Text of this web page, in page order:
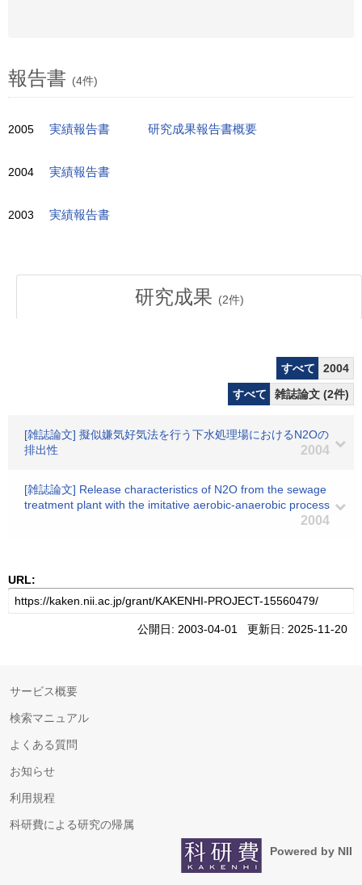
報告書 (4件)
2005 実績報告書 研究成果報告書概要
2004 実績報告書
2003 実績報告書
研究成果 (2件)
すべて
2004
すべて
雑誌論文 (2件)
[雑誌論文] 擬似嫌気好気法を行う下水処理場におけるN2Oの
排出性
2004
[雑誌論文] Release characteristics of N2O from the sewage
treatment plant with the imitative aerobic-anaerobic process
2004
URL:
公開日: 2003-04-01 更新日: 2025-11-20
サービス概要
検索マニュアル
よくある質問
お知らせ
利用規程
科研費による研究の帰属
Powered by NII